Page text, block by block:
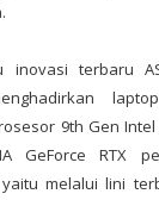
inovasi terbaru
9th Gen
GeForce RTX
melalui lini